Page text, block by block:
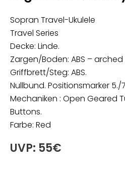
Sopran Travel-Ukulele
Travel Series
Decke: Linde.
Zargen/Boden: ABS –
Griffbrett/Steg: ABS.
Nullbund. Positionsmarker 5./
Mechaniken : Open Geared
Buttons.
Farbe: Red
UVP: 55€